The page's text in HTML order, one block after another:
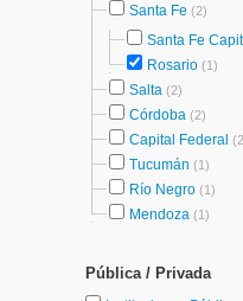
Santa Fe (2)
Santa Fe
Rosario (1)
Salta (2)
Córdoba (2)
Capital Federal
Tucumán (1)
Río Negro (1)
Mendoza (1)
Pública / Privada